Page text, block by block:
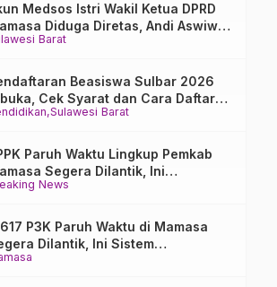
Barat
Medsos Istri Wakil Ketua DPRD
Diduga Diretas, Andi Aswiwin
Suara
Sulawesi Barat
Beasiswa Sulbar 2026
Cek Syarat dan Cara Daftar
News
Paruh Waktu Lingkup Pemkab
Segera Dilantik, Ini
P3K Paruh Waktu di Mamasa
Dilantik, Ini Sistem